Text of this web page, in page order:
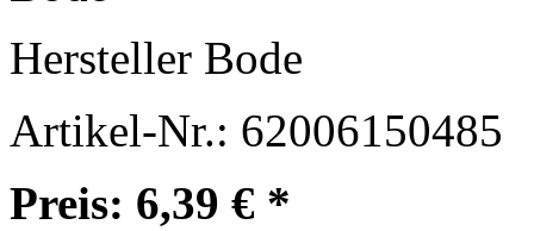
Hersteller Bode
Artikel-Nr.: 62006150485
Preis: 6,39 € *